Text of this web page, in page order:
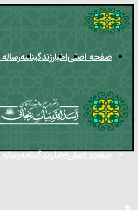
صفحه اصلیاخبارزندگینامه
صفحه اصلیاخبارزندگینامه